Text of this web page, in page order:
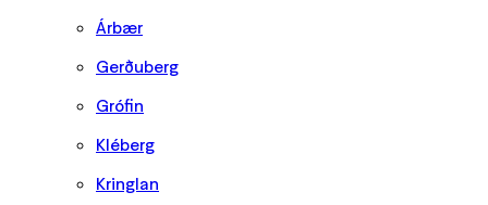
Árbær
Gerðuberg
Grófin
Kléberg
Kringlan